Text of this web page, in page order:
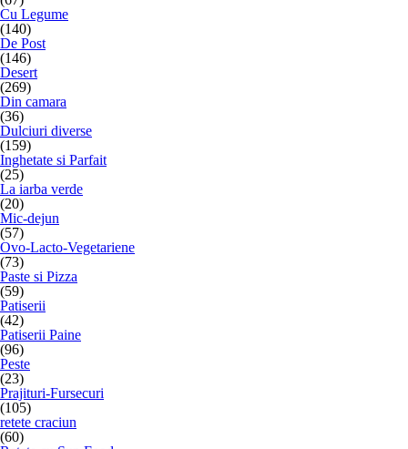
Cu Legume
(140)
De Post
(146)
Desert
(269)
Din camara
(36)
Dulciuri diverse
(159)
Inghetate si Parfait
(25)
La iarba verde
(20)
Mic-dejun
(57)
Ovo-Lacto-Vegetariene
(73)
Paste si Pizza
(59)
Patiserii
(42)
Patiserii Paine
(96)
Peste
(23)
Prajituri-Fursecuri
(105)
retete craciun
(60)